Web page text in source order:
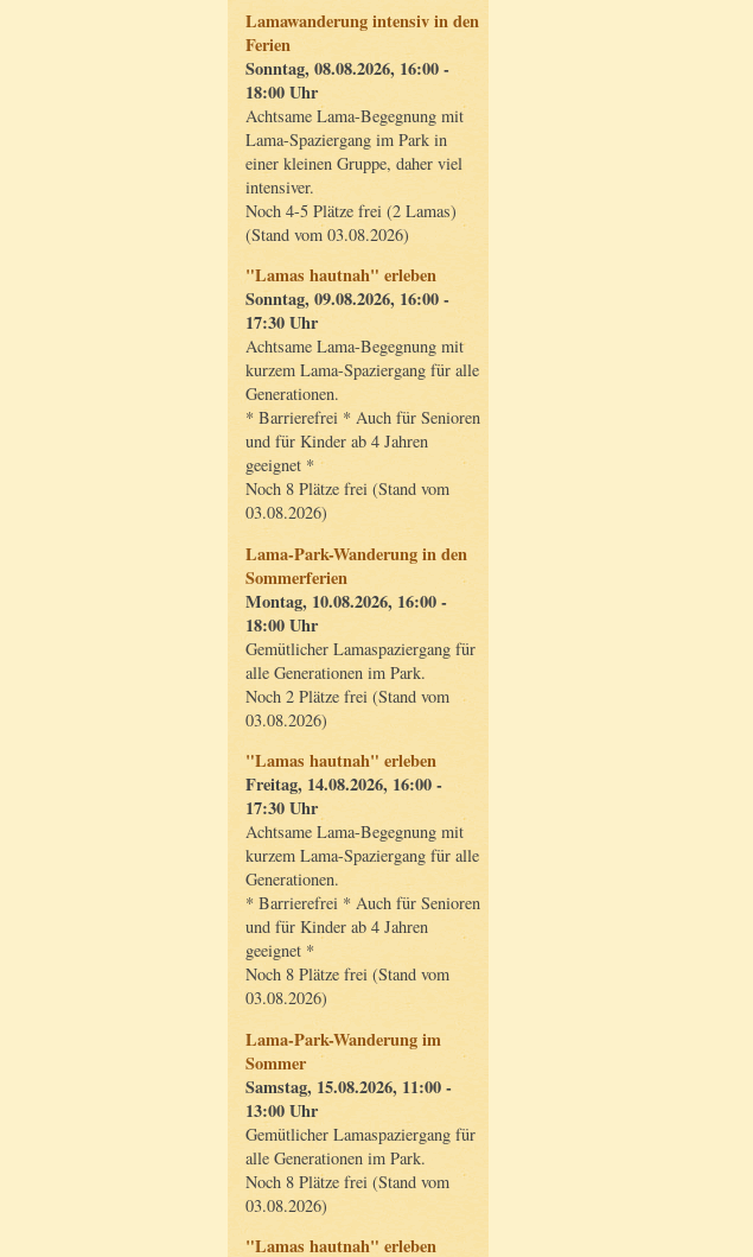
Lamawanderung intensiv in den
Ferien
Sonntag, 08.08.2026, 16:00 -
18:00 Uhr
Achtsame Lama-Begegnung mit
Lama-Spaziergang im Park in
einer kleinen Gruppe, daher viel
intensiver.
Noch 4-5 Plätze frei (2 Lamas)
(Stand vom 03.08.2026)
"Lamas hautnah" erleben
Sonntag, 09.08.2026, 16:00 -
17:30 Uhr
Achtsame Lama-Begegnung mit
kurzem Lama-Spaziergang für alle
Generationen.
* Barrierefrei * Auch für Senioren
und für Kinder ab 4 Jahren
geeignet *
Noch 8 Plätze frei (Stand vom
03.08.2026)
Lama-Park-Wanderung in den
Sommerferien
Montag, 10.08.2026, 16:00 -
18:00 Uhr
Gemütlicher Lamaspaziergang für
alle Generationen im Park.
Noch 2 Plätze frei (Stand vom
03.08.2026)
"Lamas hautnah" erleben
Freitag, 14.08.2026, 16:00 -
17:30 Uhr
Achtsame Lama-Begegnung mit
kurzem Lama-Spaziergang für alle
Generationen.
* Barrierefrei * Auch für Senioren
und für Kinder ab 4 Jahren
geeignet *
Noch 8 Plätze frei (Stand vom
03.08.2026)
Lama-Park-Wanderung im
Sommer
Samstag, 15.08.2026, 11:00 -
13:00 Uhr
Gemütlicher Lamaspaziergang für
alle Generationen im Park.
Noch 8 Plätze frei (Stand vom
03.08.2026)
"Lamas hautnah" erleben